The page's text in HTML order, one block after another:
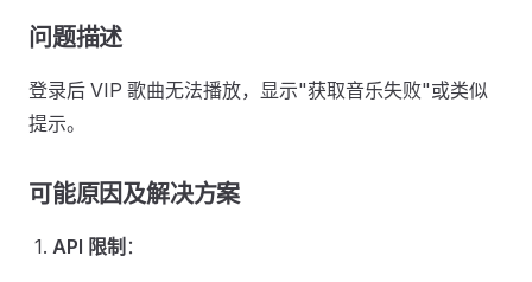
问题描述
登录后 VIP 歌曲无法播放，显示"获取音乐失败"或类似
提示。
可能原因及解决方案
API 限制 ：